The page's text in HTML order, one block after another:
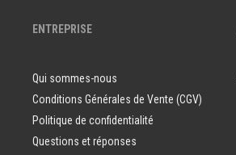
ENTREPRISE
Qui sommes-nous
Conditions Générales de Vente (CGV)
Politique de confidentialité
Questions et réponses